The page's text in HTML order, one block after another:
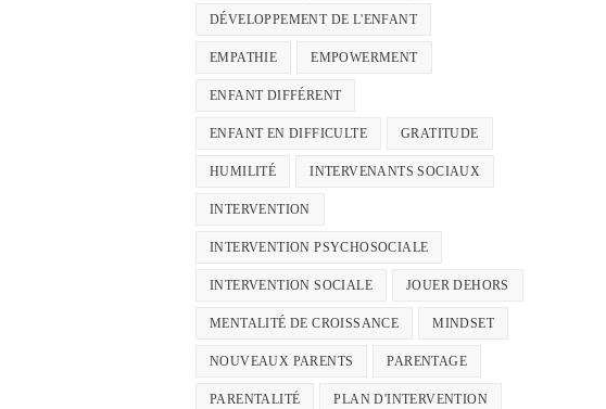
DÉVELOPPEMENT DE L'ENFANT
EMPATHIE EMPOWERMENT
ENFANT DIFFÉRENT
ENFANT EN DIFFICULTE GRATITUDE
HUMILITÉ INTERVENANTS SOCIAUX
INTERVENTION
INTERVENTION PSYCHOSOCIALE
INTERVENTION SOCIALE JOUER DEHORS
MENTALITÉ DE CROISSANCE MINDSET
NOUVEAUX PARENTS PARENTAGE
PARENTALITÉ PLAN D'INTERVENTION